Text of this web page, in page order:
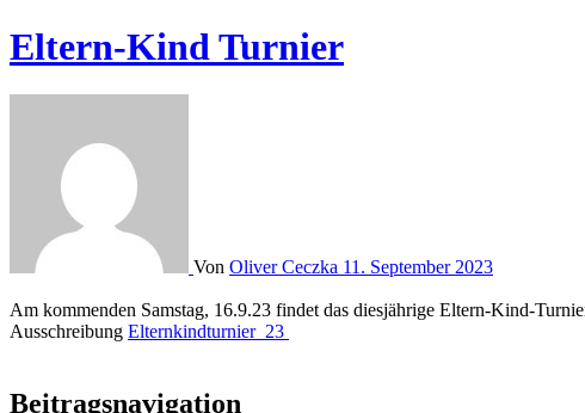
Eltern-Kind Turnier
Von Oliver Ceczka 11. September 2023
Am kommenden Samstag, 16.9.23 findet das diesjährige Eltern-Kind-
Ausschreibung Elternkindturnier_23
Beitragsnavigation